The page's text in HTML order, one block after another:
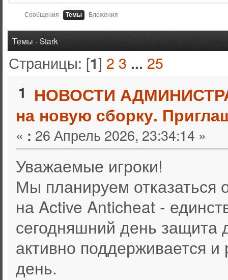
Сообщения Темы Вложения
Темы - Stark
Страницы: [1] 2 3 ... 25
1 НОВОСТИ
на новую сборку.
« : 26 Апрель 2026, 23:34:14 »
Уважаемые игроки!
Мы планируем отказаться
на Active Anticheat -
сегодняшний день защита
активно поддерживается
день.